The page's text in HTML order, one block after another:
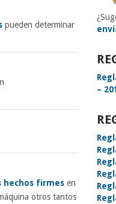
pueden determinar
hechos firmes en
otros tantos
–